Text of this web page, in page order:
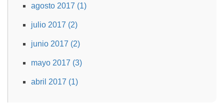
agosto 2017 (1)
julio 2017 (2)
junio 2017 (2)
mayo 2017 (3)
abril 2017 (1)